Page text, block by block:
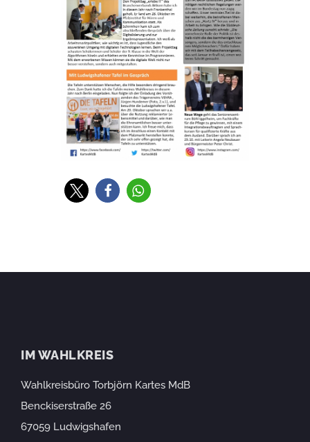
IM WAHLKREIS
Wahlkreisbüro Torbjörn Kartes MdB
Benckiserstraße 26
67059 Ludwigshafen